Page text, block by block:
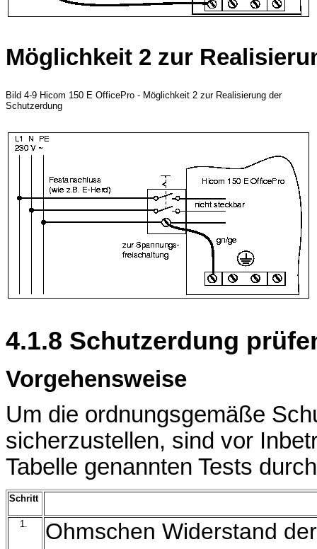
Möglichkeit 2 zur
Bild 4-9 Hicom 150 E OfficePro - Möglichkeit 2 zur Realisierung der
Schutzerdung
4.1.8 Schutzerdung
Vorgehensweise
Um die ordnungsgemäße
sicherzustellen, sind vor
Tabelle genannten Tests
Schritt
1.
Ohmschen Widerstand